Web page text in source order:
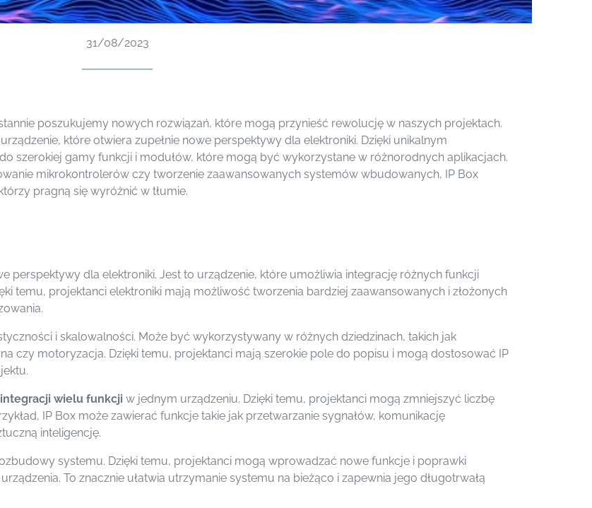
31/08/2023
poszukujemy nowych rozwiązań, które mogą przynieść rewolucję w naszych projektach.
które otwiera zupełnie nowe perspektywy dla elektroniki. Dzięki unikalnym
szerokiej gamy funkcji i modułów, które mogą być wykorzystane w różnorodnych aplikacjach.
mikrokontrolerów czy tworzenie zaawansowanych systemów wbudowanych, IP Box
pragną się wyróżnić w tłumie.
perspektywy dla elektroniki. Jest to urządzenie, które umożliwia integrację różnych funkcji
temu, projektanci elektroniki mają możliwość tworzenia bardziej zaawansowanych i złożonych
i skalowalności. Może być wykorzystywany w różnych dziedzinach, takich jak
czy motoryzacja. Dzięki temu, projektanci mają szerokie pole do popisu i mogą dostosować IP
wielu funkcji w jednym urządzeniu. Dzięki temu, projektanci mogą zmniejszyć liczbę
IP Box może zawierać funkcje takie jak przetwarzanie sygnałów, komunikację
inteligencję.
systemu. Dzięki temu, projektanci mogą wprowadzać nowe funkcje i poprawki
To znacznie ułatwia utrzymanie systemu na bieżąco i zapewnia jego długotrwałą